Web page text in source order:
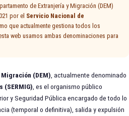
de Extranjería y Migración (DEM)
por el Servicio Nacional de
que actualmente gestiona todos los
web usamos ambas denominaciones para
(DEM) , actualmente denominado
(SERMIG) , es el organismo público
y Seguridad Pública encargado de todo lo
(temporal o definitiva), salida y expulsión